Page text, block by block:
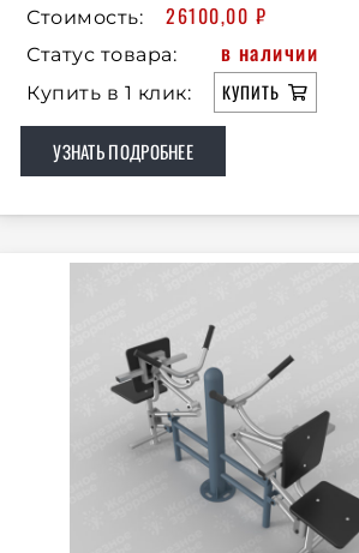
Стоимость:
26100,00 ₽
Статус товара: в наличии
Купить в 1 клик: КУПИТЬ
УЗНАТЬ ПОДРОБНЕЕ